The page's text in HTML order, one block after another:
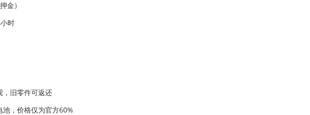
金）
时
，旧零件可返还
，价格仅为官方60%